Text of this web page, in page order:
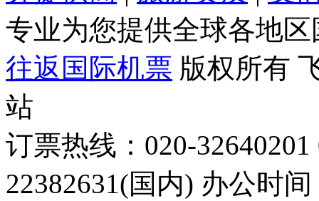
专业为您提供全球各地
往返国际机票 版权所有
站
订票热线：020-
22382631(国内) 办公时